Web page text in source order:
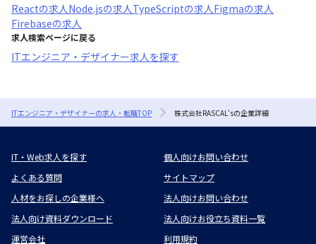
Reactの求人 Node.jsの求人 TypeScriptの求人 Figmaの求人
Firebaseの求人
求人検索ページに戻る
ITエンジニア・デザイナー求人を探す
ITエンジニア・デザイナーの求人・転職TOP 株式会社RASCAL'sの企業詳細
IT・Web求人を探す
個人向けお問い合わせ
よくある質問
サイトマップ
人材をお探しの企業様へ
法人向けお問い合わせ
法人向け資料ダウンロード
法人向けお役立ち資料一覧
運営会社
利用規約